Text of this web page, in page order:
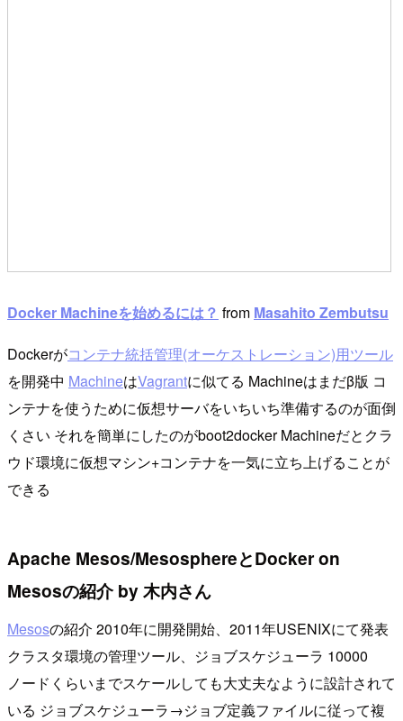
Docker Machineを始めるには？ from Masahito Zembutsu
Dockerがコンテナ統括管理(オーケストレーション)用ツール
を開発中 MachineはVagrantに似てる Machineはまだβ版 コ
ンテナを使うために仮想サーバをいちいち準備するのが面倒
くさい それを簡単にしたのがboot2docker Machineだとクラ
ウド環境に仮想マシン+コンテナを一気に立ち上げることが
できる
Apache Mesos/MesosphereとDocker on
Mesosの紹介 by 木内さん
Mesosの紹介 2010年に開発開始、2011年USENIXにて発表
クラスタ環境の管理ツール、ジョブスケジューラ 10000
ノードくらいまでスケールしても大丈夫なように設計されて
いる ジョブスケジューラ→ジョブ定義ファイルに従って複